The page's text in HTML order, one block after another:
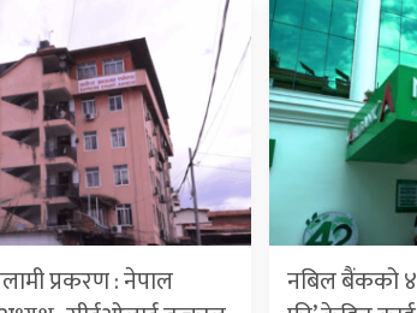
प्रकरण : नेपाल
नबिल बैंकको